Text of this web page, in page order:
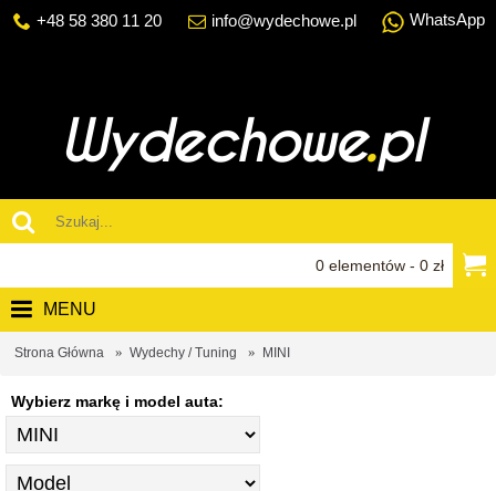
+48 58 380 11 20 info@wydechowe.pl WhatsApp
0 elementów - 0 zł
MENU
Strona Główna Wydechy / Tuning MINI
Wybierz markę i model auta: